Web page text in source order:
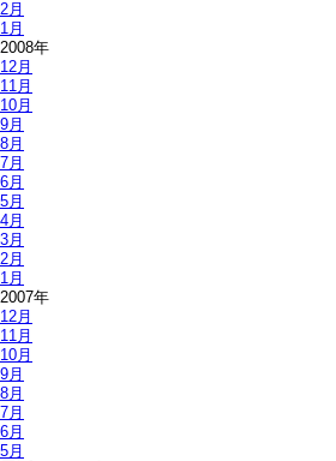
2月
1月
2008年
12月
11月
10月
9月
8月
7月
6月
5月
4月
3月
2月
1月
2007年
12月
11月
10月
9月
8月
7月
6月
5月